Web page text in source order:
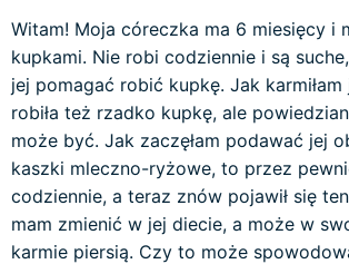
Witam! Moja córeczka ma 6 miesięcy i
kupkami. Nie robi codziennie i są
jej pomagać robić kupkę. Jak karmiłam
robiła też rzadko kupkę, ale
może być. Jak zaczęłam podawać jej
kaszki mleczno-ryżowe, to przez
codziennie, a teraz znów pojawił się
mam zmienić w jej diecie, a może w
karmie piersią. Czy to może